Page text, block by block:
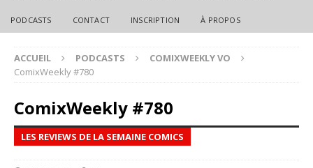
PODCASTS CONTACT INSCRIPTION À PROPOS
ACCUEIL PODCASTS
COMIXWEEKLY VO
ComixWeekly #780
ComixWeekly #780
LES REVIEWS DE LA SEMAINE COMICS